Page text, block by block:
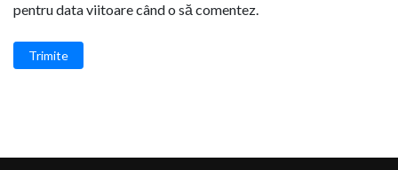
pentru data viitoare când o să comentez.
Trimite